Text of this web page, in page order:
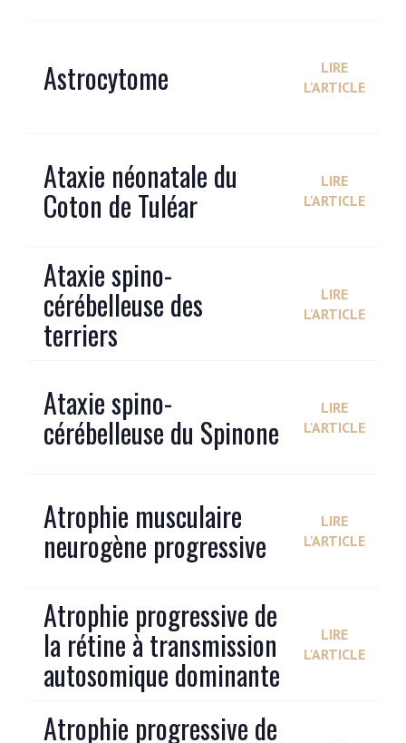
Astrocytome
LIRE
L'ARTICLE
Ataxie néonatale du
Coton de Tuléar
LIRE
L'ARTICLE
Ataxie spino-
cérébelleuse des
terriers
LIRE
L'ARTICLE
Ataxie spino-
cérébelleuse du Spinone
LIRE
L'ARTICLE
Atrophie musculaire
neurogène progressive
LIRE
L'ARTICLE
Atrophie progressive de
la rétine à transmission
autosomique dominante
LIRE
L'ARTICLE
Atrophie progressive de